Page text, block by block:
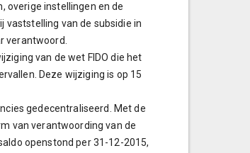
overige instellingen en de
vaststelling van de subsidie in
verantwoord.
van de wet FIDO die het
Deze wijziging is op 15
gedecentraliseerd. Met de
van verantwoording van de
openstond per 31-12-2015,